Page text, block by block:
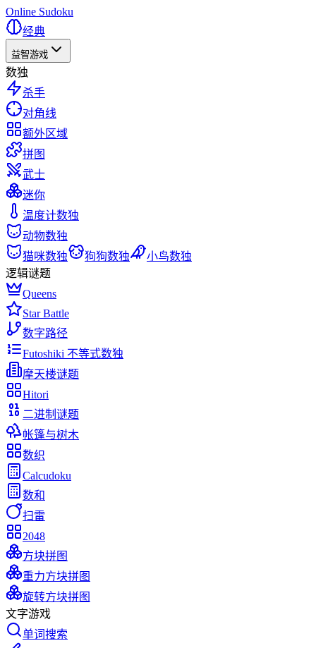
Online Sudoku
经典
益智游戏
数独
杀手
对角线
额外区域
拼图
武士
迷你
温度计数独
动物数独
猫咪数独
狗狗数独
小鸟数独
逻辑谜题
Queens
Star Battle
数字路径
Futoshiki 不等式数独
摩天楼谜题
Hitori
二进制谜题
帐篷与树木
数织
Calcudoku
数和
扫雷
2048
方块拼图
重力方块拼图
旋转方块拼图
文字游戏
单词搜索